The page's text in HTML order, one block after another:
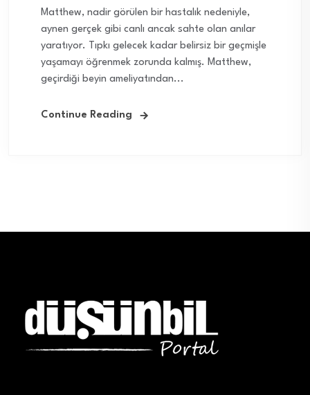
Matthew, nadir görülen bir hastalık nedeniyle,
aynen gerçek gibi canlı ancak sahte olan anılar
yaratıyor. Tıpkı gelecek kadar belirsiz bir geçmişle
yaşamayı öğrenmek zorunda kalmış. Matthew,
geçirdiği beyin ameliyatından...
Continue Reading